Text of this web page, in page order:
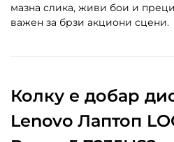
мазна слика, живи бои и
важен за брзи акциони сцени.
Колку е добар
Lenovo Лаптоп